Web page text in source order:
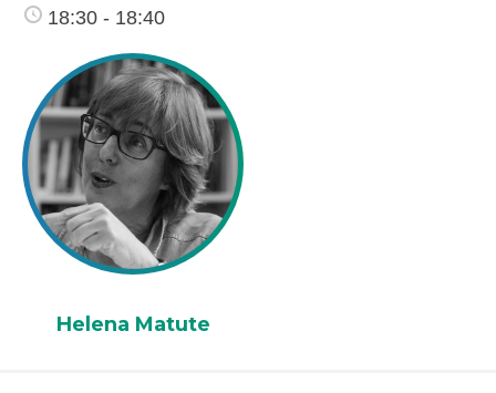
18:30 - 18:40
Helena Matute